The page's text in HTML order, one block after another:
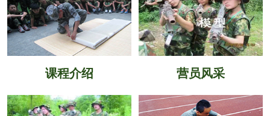
课程介绍 营员风采